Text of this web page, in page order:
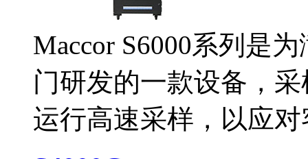
Maccor S6000系列是
门研发的一款设备，
运行高速采样，以应